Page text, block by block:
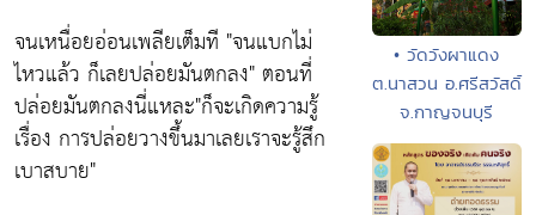
จนเหนื่อยอ่อนเพลียเต็มที "จนแบกไม่
ไหวแล้ว ก็เลยปล่อยมันตกลง"ตอนที่
ปล่อยมันตกลงนี่แหละ"ก็จะเกิดความรู้
เรื่อง การปล่อยวางขึ้นมาเลยเราจะรู้สึก
เบาสบาย"
• วัดวังผาแดง
ต.นาสวน อ.ศรีสวัสดิ์
จ.กาญจนบุรี